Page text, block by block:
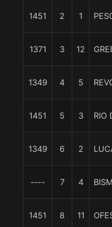
1451 2 1
1371 3 12
1349 4 5
1451 5 3 RIO
1349 6 2
---- 7 4
1451 8 11